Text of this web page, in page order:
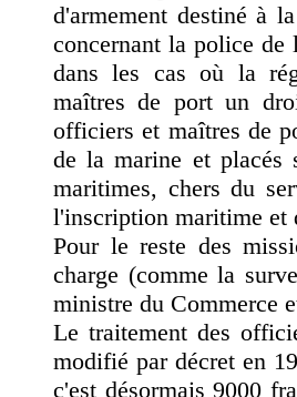
d'armement destiné à
concernant la police
dans les cas où la
maîtres de port un
officiers et maîtres de
de la marine et placés
maritimes, chers du
l'inscription maritime et
Pour le reste des
charge (comme la
ministre du Commerce
Le traitement des
modifié par décret en
c'est désormais 9000